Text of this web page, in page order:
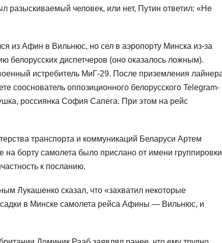
разыскиваемый человек, или нет, Путин ответил: «Не
из Афин в Вильнюс, но сел в аэропорту Минска из-за
белорусских диспетчеров (оно оказалось ложным).
истребитель МиГ-29. После приземления
сооснователь оппозиционного белорусского Telegram-
россиянка София Сапега. При этом на рейс
транспорта и коммуникаций Беларуси Артем
борту самолета было прислано от имени группировки
к посланию.
Лукашенко сказал, что «захватил некоторые
в Минске самолета рейса Афины — Вильнюс, и